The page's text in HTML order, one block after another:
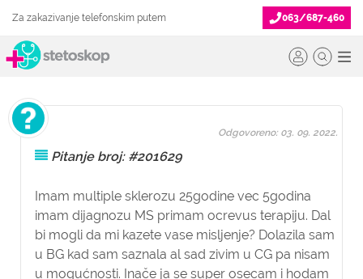
Za zakazivanje telefonskim putem 063/687-460
Pitanje broj: #201629
Imam multiple sklerozu 25godine vec 5godina
imam dijagnozu MS primam ocrevus terapiju. Dal
bi mogli da mi kazete vase misljenje? Dolazila sam
u BG kad sam saznala al sad zivim u CG pa nisam
u mogućnosti. Inače ja se super osecam i hodam
Odgovoreno: 03. 09. 2022.